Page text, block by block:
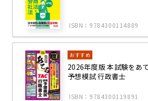
ISBN：9784300114889
おすすめ
2026年度版 本試験をあ
予想模試 行政書士
ISBN：9784300119891